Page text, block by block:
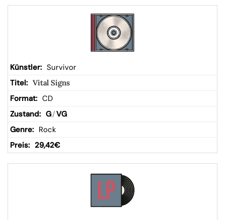
kor
b
Survivor
Vital Signs
CD
G/VG
Rock
29,42€